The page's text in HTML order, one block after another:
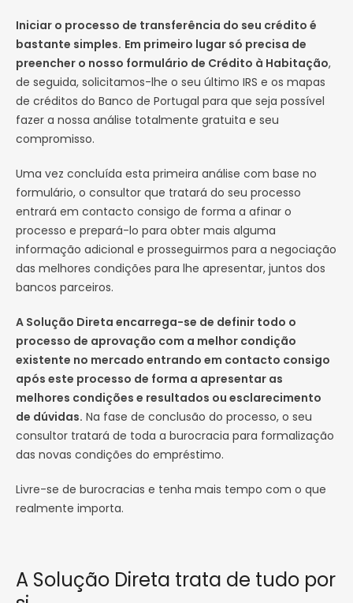
Iniciar o processo de transferência do seu crédito é
bastante simples. Em primeiro lugar só precisa de
preencher o nosso formulário de Crédito à Habitação,
de seguida, solicitamos-lhe o seu último IRS e os mapas
de créditos do Banco de Portugal para que seja possível
fazer a nossa análise totalmente gratuita e seu
compromisso.
Uma vez concluída esta primeira análise com base no
formulário, o consultor que tratará do seu processo
entrará em contacto consigo de forma a afinar o
processo e prepará-lo para obter mais alguma
informação adicional e prosseguirmos para a negociação
das melhores condições para lhe apresentar, juntos dos
bancos parceiros.
A Solução Direta encarrega-se de definir todo o
processo de aprovação com a melhor condição
existente no mercado entrando em contacto consigo
após este processo de forma a apresentar as
melhores condições e resultados ou esclarecimento
de dúvidas. Na fase de conclusão do processo, o seu
consultor tratará de toda a burocracia para formalização
das novas condições do empréstimo.
Livre-se de burocracias e tenha mais tempo com o que
realmente importa.
A Solução Direta trata de tudo por